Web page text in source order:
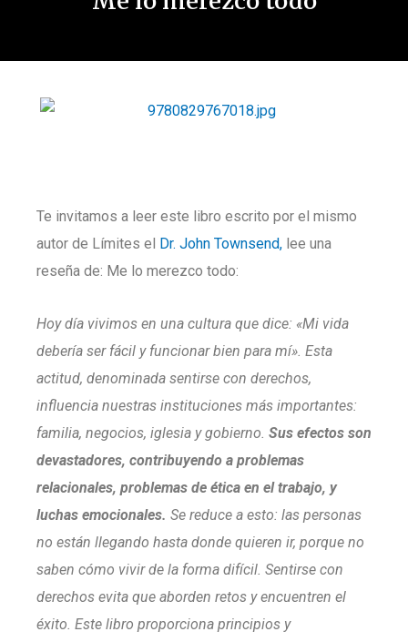
Te invitamos a leer este libro escrito por el mismo
autor de Límites el Dr. John Townsend, lee una
reseña de: Me lo merezco todo:
Hoy día vivimos en una cultura que dice: «Mi vida
debería ser fácil y funcionar bien para mí». Esta
actitud, denominada sentirse con derechos,
influencia nuestras instituciones más importantes:
familia, negocios, iglesia y gobierno. Sus efectos son
devastadores, contribuyendo a problemas
relacionales, problemas de ética en el trabajo, y
luchas emocionales. Se reduce a esto: las personas
no están llegando hasta donde quieren ir, porque no
saben cómo vivir de la forma difícil. Sentirse con
derechos evita que aborden retos y encuentren el
éxito. Este libro proporciona principios y